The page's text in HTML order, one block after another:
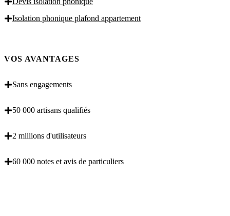
Isolation phonique plafond appartement
VOS AVANTAGES
Sans engagements
50 000 artisans qualifiés
2 millions d'utilisateurs
60 000 notes et avis de particuliers